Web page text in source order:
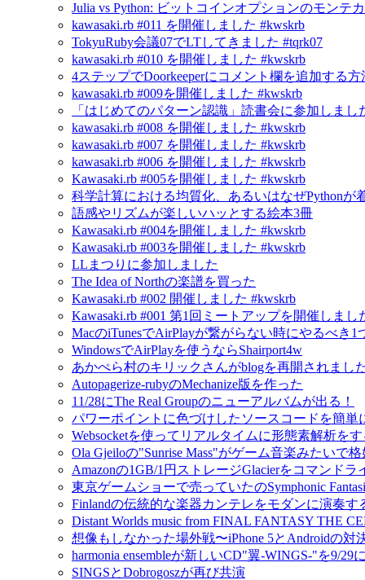
Julia vs Python: ビットコインオプションのモンテ
kawasaki.rb #011 を開催しました #kwskrb
TokyuRuby会議07でLTしてきました #tqrk07
kawasaki.rb #010 を開催しました #kwskrb
4ステップでDoorkeeperにコメント欄を追加する方
kawasaki.rb #009を開催しました #kwskrb
「はじめてのパターン認識」読書会に参加しまし
kawasaki.rb #008 を開催しました #kwskrb
kawasaki.rb #007 を開催しました #kwskrb
kawasaki.rb #006 を開催しました #kwskrb
Kawasaki.rb #005を開催しました #kwskrb
科学計算における均質化、あるいはなぜPython
語感やリズムが楽しいハッとする絵本3冊
Kawasaki.rb #004を開催しました #kwskrb
Kawasaki.rb #003を開催しました #kwskrb
LLまつりに参加しました
The Idea of Northの楽譜を買った
Kawasaki.rb #002 開催しました #kwskrb
Kawasaki.rb #001 第1回ミートアップを開催しまし
MacのiTunesでAirPlayが繋がらない時にやるべき1
WindowsでAirPlayを使うならShairport4w
あかぺら村のキリックさんがblogを再開されまし
Autopagerize-rubyのMechanize版を作った
11/28にThe Real Groupのニューアルバムが出る！
パワーポイントに色づけしたソースコードを簡単
Websocketを使ってリアルタイムに形態素解析を
Ola Gjeiloの"Sunrise Mass"がゲーム音楽みたいで
Amazonの1GB/1円ストレージGlacierをコマンドラ
東京ゲームショーで売っていたのSymphonic
Finlandの伝統的な楽器カンテレをモダンに演奏す
Distant Worlds music from FINAL FANTASY THE
想像もしなかった場外戦〜iPhone 5とAndroidの対
harmonia ensembleが新しいCD"翼-WINGS-"を9/29
SINGSとDobrogoszが再び共演